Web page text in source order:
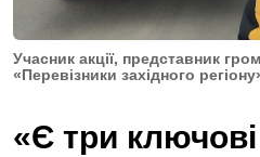
Учасник акції, представник
«Перевізники західного
«Є три